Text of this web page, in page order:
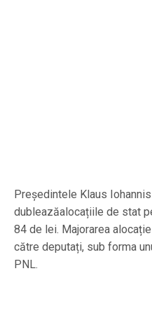
Președintele Klaus
dubleazăalocațiile de stat
84 de lei. Majorarea
către deputați, sub forma
PNL.